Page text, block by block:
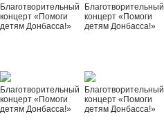
Благотворительный
концерт «Помоги
детям Донбасса!»
Благотворительный
концерт «Помоги
детям Донбасса!»
Благотворительный
концерт «Помоги
детям Донбасса!»
Благотворительный
концерт «Помоги
детям Донбасса!»